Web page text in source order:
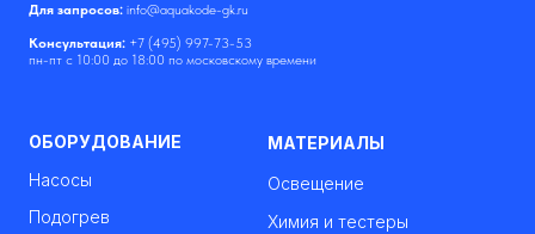
Для запросов: info@aquakode-gk.ru
Консультация: +7 (495) 997-73-53
пн-пт с 10:00 до 18:00 по московскому времени
ОБОРУДОВАНИЕ
Насосы
Подогрев
МАТЕРИАЛЫ
Освещение
Химия и тестеры